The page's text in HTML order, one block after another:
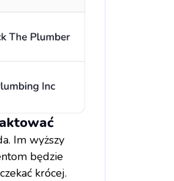
Im wyższy
będzie
krócej.